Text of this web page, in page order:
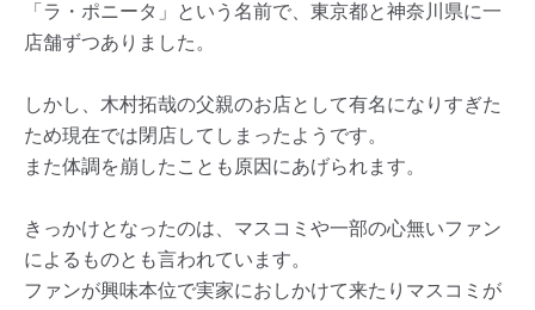
「ラ・ポニータ」という名前で、東京都と神奈川県に一
店舗ずつありました。
しかし、木村拓哉の父親のお店として有名になりすぎた
ため現在では閉店してしまったようです。
また体調を崩したことも原因にあげられます。
きっかけとなったのは、マスコミや一部の心無いファン
によるものとも言われています。
ファンが興味本位で実家におしかけて来たりマスコミが